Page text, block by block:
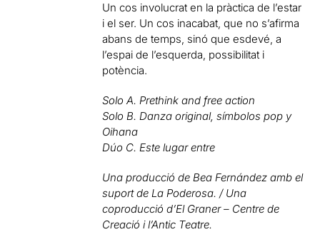
Un cos involucrat en la pràctica de l’estar
i el ser. Un cos inacabat, que no s’afirma
abans de temps, sinó que esdevé, a
l’espai de l’esquerda, possibilitat i
potència.
Solo A. Prethink and free action
Solo B. Danza original, símbolos pop y
Oihana
Dúo C. Este lugar entre
Una producció de Bea Fernández amb el
suport de La Poderosa. / Una
coproducció d’El Graner – Centre de
Creació i l’Antic Teatre.